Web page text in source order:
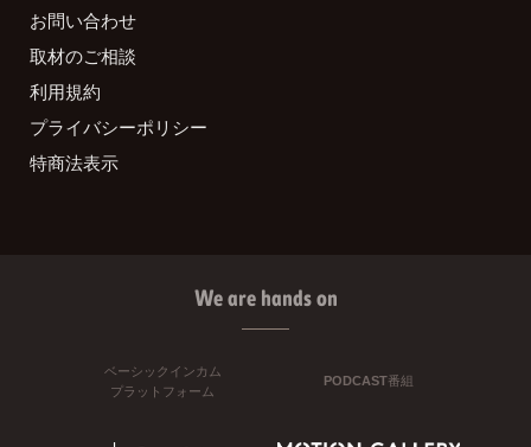
お問い合わせ
取材のご相談
利用規約
プライバシーポリシー
特商法表示
We are hands on
ベーシックインカム
プラットフォーム
PODCAST番組